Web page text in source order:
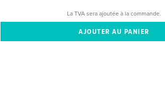
La TVA sera ajoutée à la commande.